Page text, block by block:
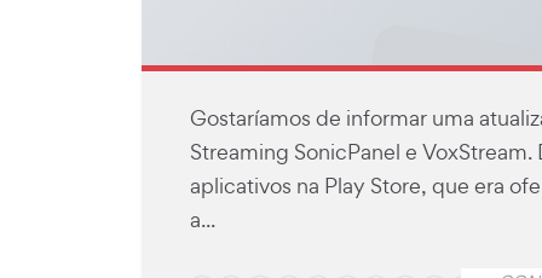
Gostaríamos de informar uma
Streaming SonicPanel e
aplicativos na Play Store, que era
a...